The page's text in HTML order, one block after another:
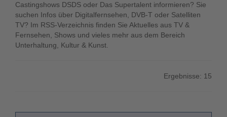
Castingshows DSDS oder Das Supertalent informieren? Sie
suchen Infos über Digitalfernsehen, DVB-T oder Satelliten
TV? Im RSS-Verzeichnis finden Sie Aktuelles aus TV &
Fernsehen, Shows und vieles mehr aus dem Bereich
Unterhaltung, Kultur & Kunst.
Ergebnisse: 15